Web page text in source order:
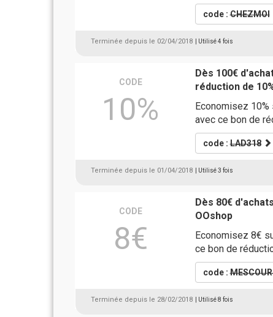
code :CHEZMOI
Terminée depuis le 02/04/2018 | Utilisé 4 fois
CODE
10%
Dès 100€
réduction de
Economisez
avec ce bon de
code :LAD318
Terminée depuis le 01/04/2018 | Utilisé 3 fois
CODE
8€
Dès 80€
OOshop
Economisez 8€
ce bon de
code :
Terminée depuis le 28/02/2018 | Utilisé 8 fois